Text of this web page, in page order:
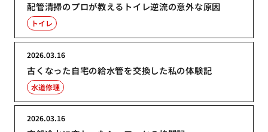
配管清掃のプロが教えるトイレ逆流の意外な原因
トイレ
古くなった自宅の給水管を交換した私の体験記
2026.03.16
水道修理
2026.03.16